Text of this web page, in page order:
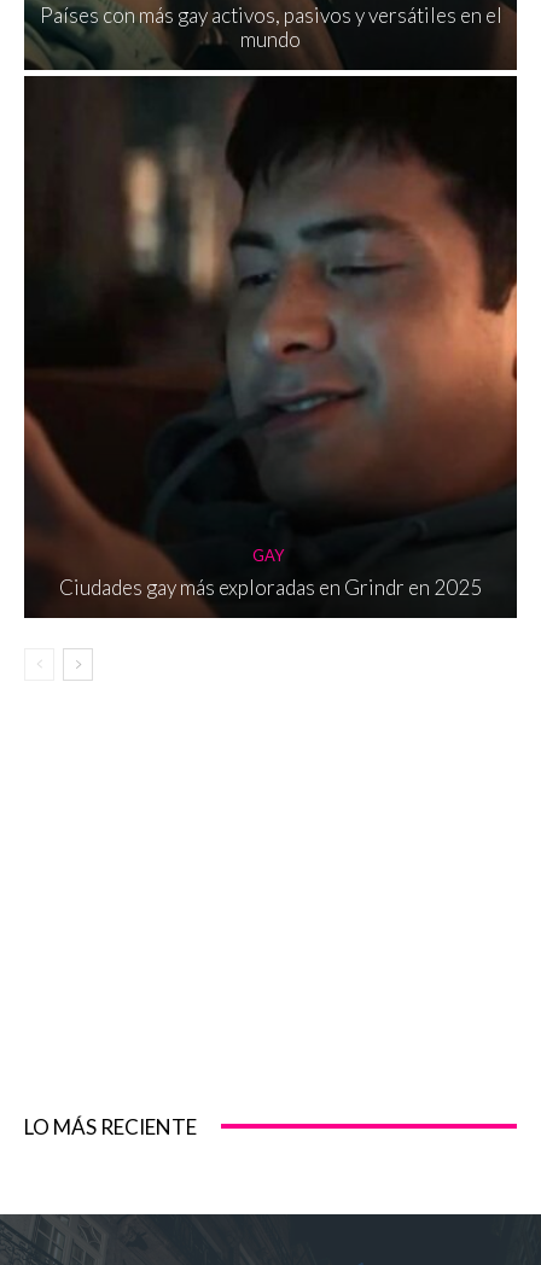
Países con más gay activos, pasivos y versátiles en el
mundo
GAY
Ciudades gay más exploradas en Grindr en 2025
LO MÁS RECIENTE